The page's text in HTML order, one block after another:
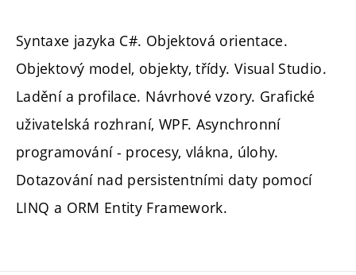
Syntaxe jazyka C#. Objektová orientace.
Objektový model, objekty, třídy. Visual Studio.
Ladění a profilace. Návrhové vzory. Grafické
uživatelská rozhraní, WPF. Asynchronní
programování - procesy, vlákna, úlohy.
Dotazování nad persistentními daty pomocí
LINQ a ORM Entity Framework.